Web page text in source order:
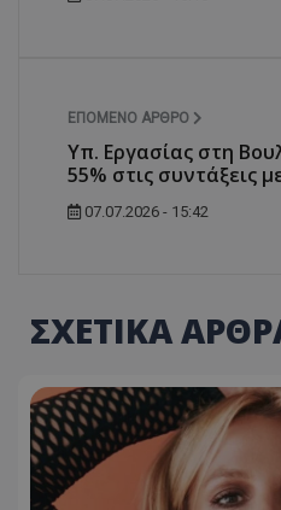
ΕΠΌΜΕΝΟ ΆΡΘΡΟ
Υπ. Εργασίας στη
55% στις συντάξεις
07.07.2026 - 15:42
ΣΧΕΤΙΚΑ